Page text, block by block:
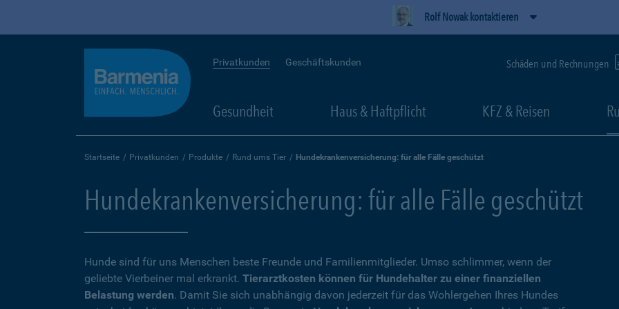
Rolf Nowak kontaktieren
Privatkunden Geschäftskunden Schäden und Rechnungen
Gesundheit Haus & Haftpflicht KFZ & Reisen
Startseite Privatkunden Produkte Rund ums Tier Hundekrankenversicherung: für alle Fälle geschützt
Hundekrankenversicherung: für alle Fälle geschützt
Hunde sind für uns Menschen beste Freunde und Familienmitglieder. Umso schlimmer, wenn der
geliebte Vierbeiner mal erkrankt. Tierarztkosten können für Hundehalter zu einer finanziellen
Belastung werden. Damit Sie sich unabhängig davon jederzeit für das Wohlergehen Ihres Hundes